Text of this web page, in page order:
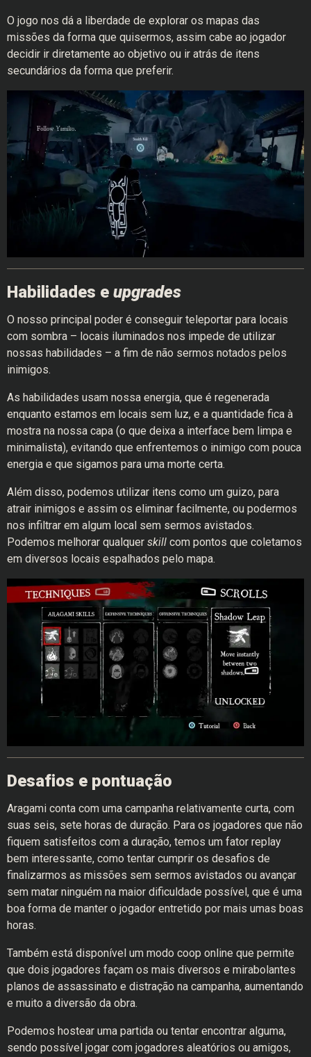
O jogo nos dá a liberdade de explorar os mapas das
missões da forma que quisermos, assim cabe ao jogador
decidir ir diretamente ao objetivo ou ir atrás de itens
secundários da forma que preferir.
Habilidades e upgrades
O nosso principal poder é conseguir teleportar para locais
com sombra – locais iluminados nos impede de utilizar
nossas habilidades – a fim de não sermos notados pelos
inimigos.
As habilidades usam nossa energia, que é regenerada
enquanto estamos em locais sem luz, e a quantidade fica à
mostra na nossa capa (o que deixa a interface bem limpa e
minimalista), evitando que enfrentemos o inimigo com pouca
energia e que sigamos para uma morte certa.
Além disso, podemos utilizar itens como um guizo, para
atrair inimigos e assim os eliminar facilmente, ou podermos
nos infiltrar em algum local sem sermos avistados.
Podemos melhorar qualquer skill com pontos que coletamos
em diversos locais espalhados pelo mapa.
Desafios e pontuação
Aragami conta com uma campanha relativamente curta, com
suas seis, sete horas de duração. Para os jogadores que não
fiquem satisfeitos com a duração, temos um fator replay
bem interessante, como tentar cumprir os desafios de
finalizarmos as missões sem sermos avistados ou avançar
sem matar ninguém na maior dificuldade possível, que é uma
boa forma de manter o jogador entretido por mais umas boas
horas.
Também está disponível um modo coop online que permite
que dois jogadores façam os mais diversos e mirabolantes
planos de assassinato e distração na campanha, aumentando
e muito a diversão da obra.
Podemos hostear uma partida ou tentar encontrar alguma,
sendo possível jogar com jogadores aleatórios ou amigos,